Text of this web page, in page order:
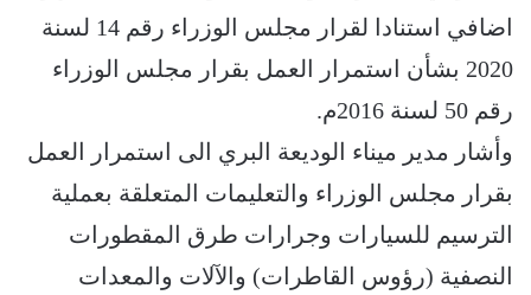
اضافي استنادا لقرار مجلس الوزراء رقم 14 لسنة
2020 بشأن استمرار العمل بقرار مجلس الوزراء
رقم 50 لسنة 2016م.
وأشار مدير ميناء الوديعة البري الى استمرار العمل
بقرار مجلس الوزراء والتعليمات المتعلقة بعملية
الترسيم للسيارات وجرارات طرق المقطورات
النصفية (رؤوس القاطرات) والآلات والمعدات